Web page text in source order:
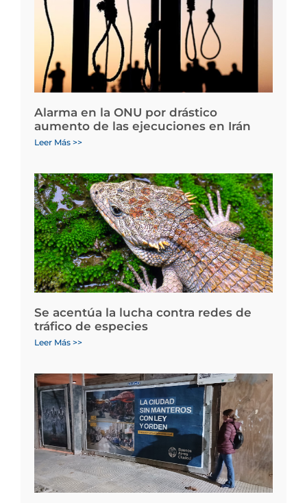
Alarma en la ONU por drástico
aumento de las ejecuciones en Irán
Leer Más >>
Se acentúa la lucha contra redes de
tráfico de especies
Leer Más >>